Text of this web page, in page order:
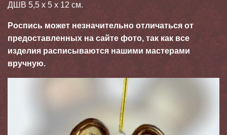
ДШВ 5,5 х 5 х 12 см.
Роспись может незначительно отличаться от
предоставленных на сайте фото, так как все
изделия расписываются нашими мастерами
вручную.